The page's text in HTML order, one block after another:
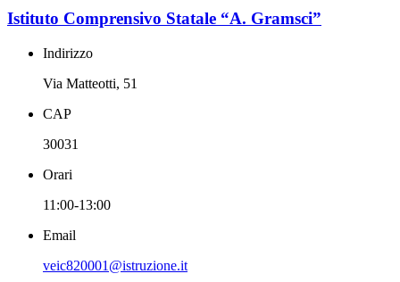
Istituto Comprensivo Statale “A. Gramsci”
Indirizzo
Via Matteotti, 51
CAP
30031
Orari
11:00-13:00
Email
veic820001@istruzione.it